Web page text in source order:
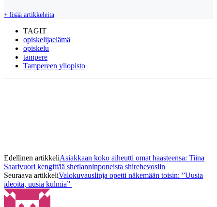
+ lisää artikkeleita
TAGIT
opiskelijaelämä
opiskelu
tampere
Tampereen yliopisto
Edellinen artikkeliAsiakkaan koko aiheutti omat haasteensa: Tiina
Saarivuori kengittää shetlanninponeista shirehevosiin
Seuraava artikkeliValokuvauslinja opetti näkemään toisin: ”Uusia
ideoita, uusia kulmia”